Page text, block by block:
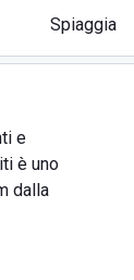
Spiaggia
e
è uno
dalla
qualche